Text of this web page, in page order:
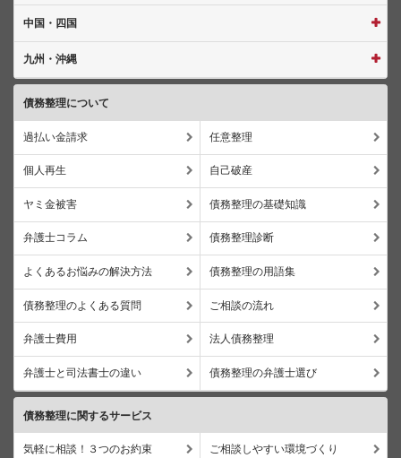
中国・四国
九州・沖縄
債務整理について
過払い金請求 任意整理
個人再生 自己破産
ヤミ金被害 債務整理の基礎知識
弁護士コラム 債務整理診断
よくあるお悩みの解決方法 債務整理の用語集
債務整理のよくある質問 ご相談の流れ
弁護士費用 法人債務整理
弁護士と司法書士の違い 債務整理の弁護士選び
債務整理に関するサービス
気軽に相談！３つのお約束 ご相談しやすい環境づくり